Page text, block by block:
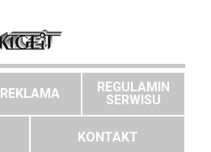
REKLAMA
REGULAMIN
SERWISU
KONTAKT